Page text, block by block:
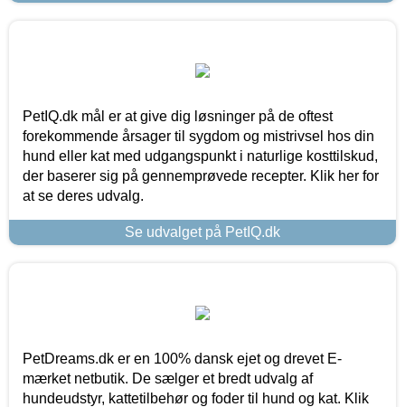
PetIQ.dk mål er at give dig løsninger på de oftest
forekommende årsager til sygdom og mistrivsel hos din
hund eller kat med udgangspunkt i naturlige kosttilskud,
der baserer sig på gennemprøvede recepter. Klik her for
at se deres udvalg.
Se udvalget på PetIQ.dk
PetDreams.dk er en 100% dansk ejet og drevet E-
mærket netbutik. De sælger et bredt udvalg af
hundeudstyr, kattetilbehør og foder til hund og kat. Klik